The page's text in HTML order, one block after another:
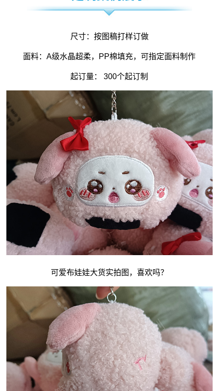
尺寸：按图稿打样订做
面料：A级水晶超柔，PP棉填充，可指定面料制作
起订量： 300个起订制
可爱布娃娃大货实拍图，喜欢吗？